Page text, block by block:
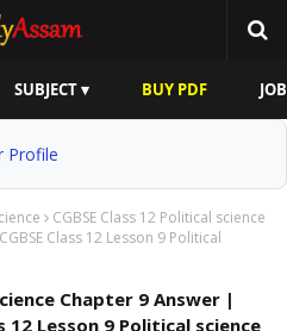
SUBJECT ▾ BUY PDF
Profile
CGBSE Class 12 Political science
Class 12 Lesson 9 Political
Chapter 9 Answer |
12 Lesson 9 Political science